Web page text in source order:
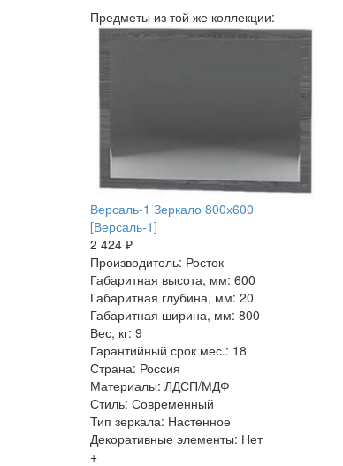
Предметы из той же коллекции:
Версаль-1 Зеркало 800х600
[Версаль-1]
2 424 ₽
Производитель: Росток
Габаритная высота, мм: 600
Габаритная глубина, мм: 20
Габаритная ширина, мм: 800
Вес, кг: 9
Гарантийный срок мес.: 18
Страна: Россия
Материалы: ЛДСП/МДФ
Стиль: Современный
Тип зеркала: Настенное
Декоративные элементы: Нет
+